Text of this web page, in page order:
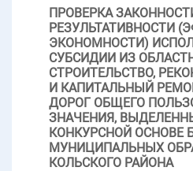
ПРОВЕРКА
РЕЗУЛЬТАТИВНОСТИ
ЭКОНОМНОСТИ)
СУБСИДИИ ИЗ
СТРОИТЕЛЬСТВО,
И КАПИТАЛЬНЫЙ
ДОРОГ ОБЩЕГО
ЗНАЧЕНИЯ,
КОНКУРСНОЙ ОСНОВЕ
МУНИЦИПАЛЬНЫХ
КОЛЬСКОГО РАЙОНА